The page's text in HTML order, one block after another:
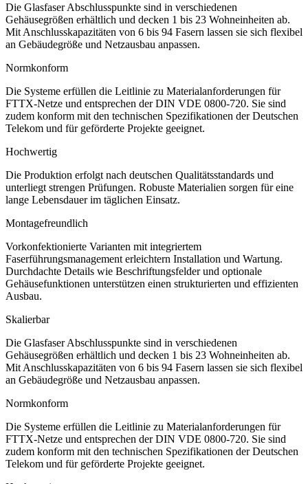
Die Glasfaser Abschlusspunkte sind in verschiedenen
Gehäusegrößen erhältlich und decken 1 bis 23 Wohneinheiten ab.
Mit Anschlusskapazitäten von 6 bis 94 Fasern lassen sie sich flexibel
an Gebäudegröße und Netzausbau anpassen.
Normkonform
Die Systeme erfüllen die Leitlinie zu Materialanforderungen für
FTTX-Netze und entsprechen der DIN VDE 0800-720. Sie sind
zudem konform mit den technischen Spezifikationen der Deutschen
Telekom und für geförderte Projekte geeignet.
Hochwertig
Die Produktion erfolgt nach deutschen Qualitätsstandards und
unterliegt strengen Prüfungen. Robuste Materialien sorgen für eine
lange Lebensdauer im täglichen Einsatz.
Montagefreundlich
Vorkonfektionierte Varianten mit integriertem
Faserführungsmanagement erleichtern Installation und Wartung.
Durchdachte Details wie Beschriftungsfelder und optionale
Gehäusefunktionen unterstützen einen strukturierten und effizienten
Ausbau.
Skalierbar
Die Glasfaser Abschlusspunkte sind in verschiedenen
Gehäusegrößen erhältlich und decken 1 bis 23 Wohneinheiten ab.
Mit Anschlusskapazitäten von 6 bis 94 Fasern lassen sie sich flexibel
an Gebäudegröße und Netzausbau anpassen.
Normkonform
Die Systeme erfüllen die Leitlinie zu Materialanforderungen für
FTTX-Netze und entsprechen der DIN VDE 0800-720. Sie sind
zudem konform mit den technischen Spezifikationen der Deutschen
Telekom und für geförderte Projekte geeignet.